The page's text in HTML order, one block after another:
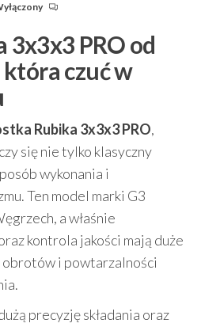
3x3x3 PRO od
która czuć w
Rubika 3x3x3 PRO,
się nie tylko klasyczny
wykonania i
Ten model marki G3
a właśnie
kontrola jakości mają duże
obrotów i powtarzalności
precyzję składania oraz